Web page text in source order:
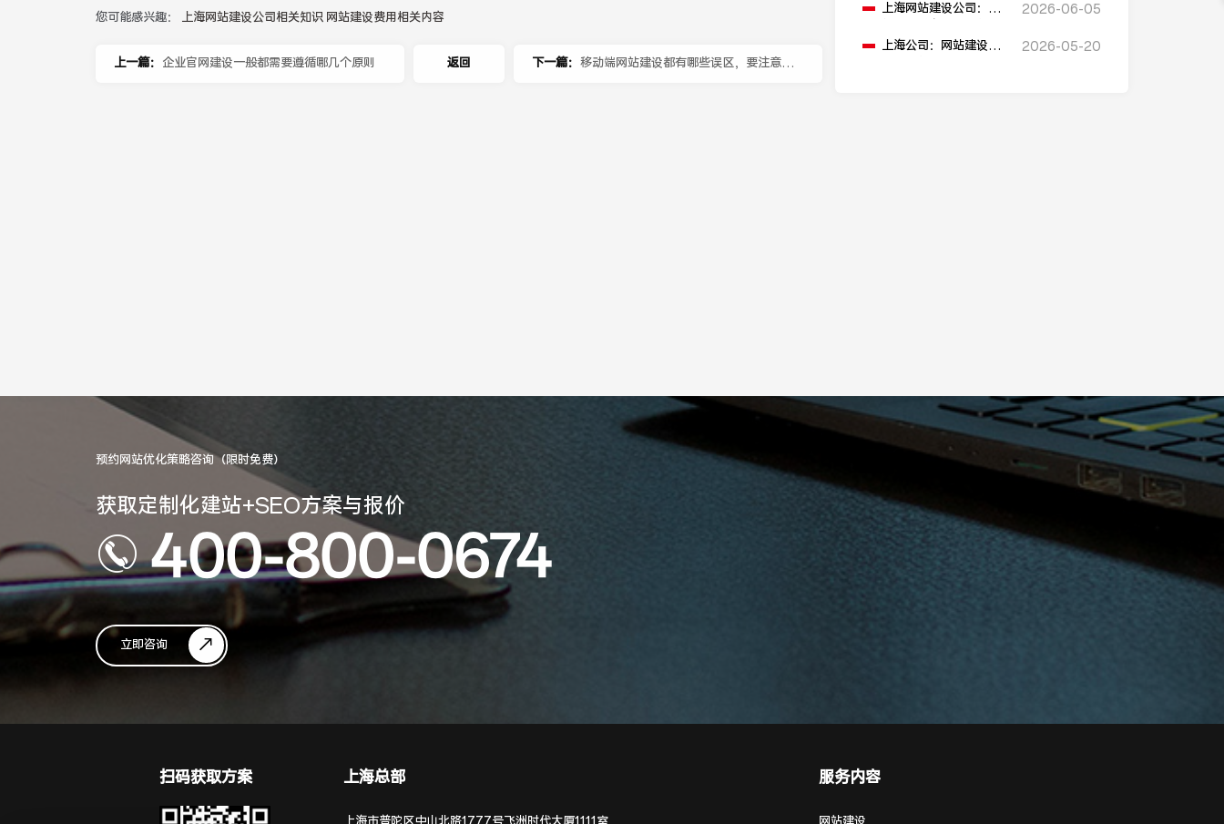
您可能感兴趣： 上海网站建设公司相关知识 网站建设费用相关内容
上一篇： 企业官网建设一般都需要遵循哪几个原则 下一篇： 移动端网站建设都有哪些误区，要注意什
返回
上海网站建设公司：网
建议？
2026-06-05
上海公司：网站建设的
2026-05-20
预约网站优化策略咨询（限时免费）
获取定制化建站+SEO方案与报价
400-800-0674
立即咨询
扫码获取方案 上海总部 服务内容